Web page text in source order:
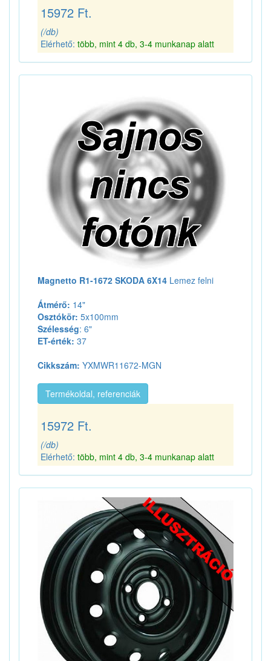
15972 Ft.
(/db)
Elérhető: több, mint 4 db, 3-4 munkanap alatt
Magnetto R1-1672 SKODA 6X14 Lemez felni
Átmérő: 14"
Osztókör: 5x100mm
Szélesség: 6"
ET-érték: 37
Cikkszám: YXMWR11672-MGN
Termékoldal, referenciák
15972 Ft.
(/db)
Elérhető: több, mint 4 db, 3-4 munkanap alatt